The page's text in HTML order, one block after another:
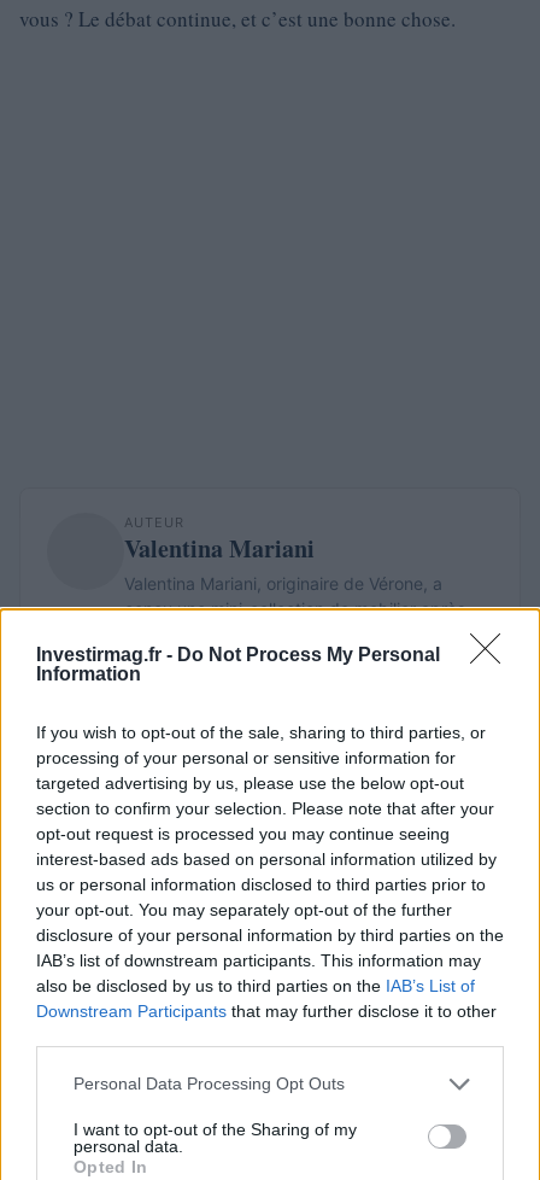
Investirmag.fr - Do Not Process My Personal
Information
If you wish to opt-out of the sale, sharing to third parties, or
processing of your personal or sensitive information for
targeted advertising by us, please use the below opt-out
section to confirm your selection. Please note that after your
opt-out request is processed you may continue seeing
interest-based ads based on personal information utilized by
us or personal information disclosed to third parties prior to
your opt-out. You may separately opt-out of the further
disclosure of your personal information by third parties on the
IAB’s list of downstream participants. This information may
also be disclosed by us to third parties on the IAB’s List of
Downstream Participants that may further disclose it to other
Please note that this website/app uses one or more Google
not limited to your visit or usage behaviour. You may click to
grant or deny consent to Google and its third-party tags to
Personal Data Processing Opt Outs
I want to opt-out of the Sharing of my
personal data.
Opted In
vous ? Le débat continue, et c’est une bonne chose.
AUTEUR
Valentina Mariani
Valentina Mariani, originaire de Vérone, a
conçu une mini-collection de mobilier après
produit aujourd’hui des contenus de style pour
les espaces domestiques. En rédaction elle
apporte toujours un échantillon de tissu qui
témoigne de ses choix chromatiques,
personnels et professionnels.